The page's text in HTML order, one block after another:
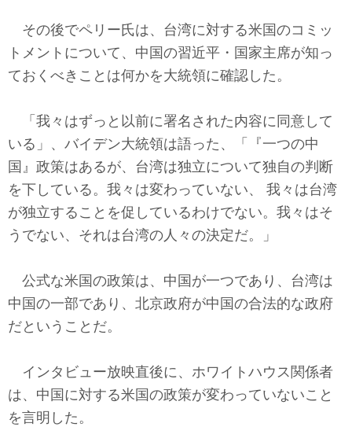
その後でペリー氏は、台湾に対する米国のコミッ
トメントについて、中国の習近平・国家主席が知っ
ておくべきことは何かを大統領に確認した。
「我々はずっと以前に署名された内容に同意して
いる」、バイデン大統領は語った、「『一つの中
国』政策はあるが、台湾は独立について独自の判断
を下している。我々は変わっていない、 我々は台湾
が独立することを促しているわけでない。我々はそ
うでない、それは台湾の人々の決定だ。」
公式な米国の政策は、中国が一つであり、台湾は
中国の一部であり、北京政府が中国の合法的な政府
だということだ。
インタビュー放映直後に、ホワイトハウス関係者
は、中国に対する米国の政策が変わっていないこと
を言明した。